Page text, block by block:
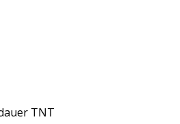
TNT